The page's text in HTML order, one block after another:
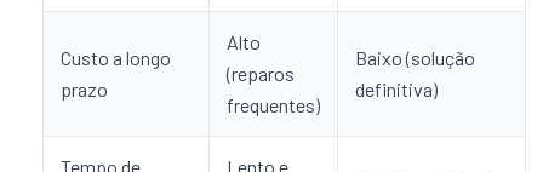
Custo a longo
prazo
Alto
(reparos
frequentes)
Baixo (solução
definitiva)
Tempo de
Lento e